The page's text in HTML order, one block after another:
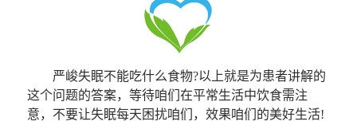
严峻失眠不能吃什么食物?以上就是为患者讲解的
这个问题的答案，等待咱们在平常生活中饮食需注
意，不要让失眠每天困扰咱们，效果咱们的美好生活!